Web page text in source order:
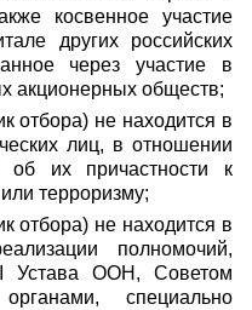
косвенное участие
других российских
через участие в
акционерных обществ;
отбора) не находится в
лиц, в отношении
об их причастности к
терроризму;
отбора) не находится в
полномочий,
Устава ООН, Советом
специально